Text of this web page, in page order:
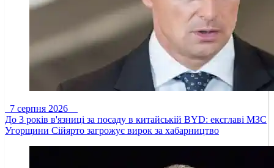
7 серпня 2026
До 3 років в'язниці за посаду в китайській BYD: ексглаві МЗС
Угорщини Сійярто загрожує вирок за хабарництво